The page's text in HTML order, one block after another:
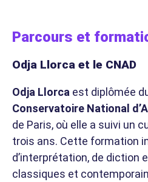
Parcours et
Odja Llorca et le CNAD
Odja Llorca est diplômée
Conservatoire National
de Paris, où elle a suivi un
trois ans. Cette formation
d’interprétation, de diction
classiques et